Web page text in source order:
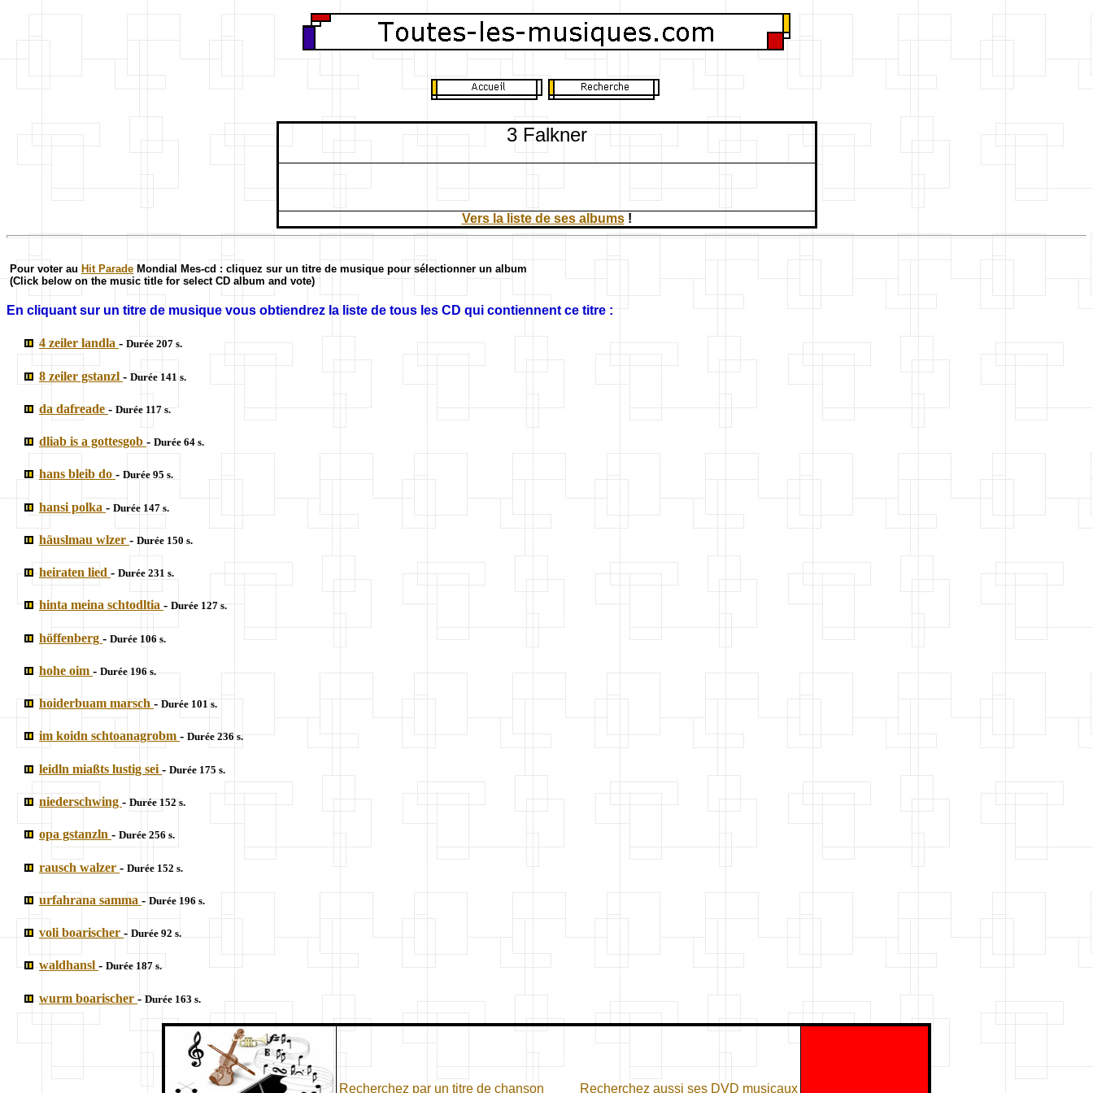
3 Falkner
Vers la liste de ses albums!
Pour voter au Hit Parade Mondial Mes-cd : cliquez sur un titre de musique pour sélectionner un album
(Click below on the music title for select CD album and vote)
En cliquant sur un titre de musique vous obtiendrez la liste de tous les CD qui contiennent ce titre :
4 zeiler landla - Durée 207 s.
8 zeiler gstanzl - Durée 141 s.
da dafreade - Durée 117 s.
dliab is a gottesgob - Durée 64 s.
hans bleib do - Durée 95 s.
hansi polka - Durée 147 s.
häuslmau wlzer - Durée 150 s.
heiraten lied - Durée 231 s.
hinta meina schtodltia - Durée 127 s.
höffenberg - Durée 106 s.
hohe oim - Durée 196 s.
hoiderbuam marsch - Durée 101 s.
im koidn schtoanagrobm - Durée 236 s.
leidln miaßts lustig sei - Durée 175 s.
niederschwing - Durée 152 s.
opa gstanzln - Durée 256 s.
rausch walzer - Durée 152 s.
urfahrana samma - Durée 196 s.
voli boarischer - Durée 92 s.
waldhansl - Durée 187 s.
wurm boarischer - Durée 163 s.
Recherchez par un titre de chanson Recherchez aussi ses DVD musicaux